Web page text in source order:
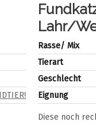
Lahr/
Rasse/ Mix
Tierart
Geschlecht
Eignung
Diese noch